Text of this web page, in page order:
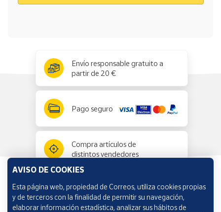
Envío responsable gratuito a
partir de 20 €
Pago seguro
Compra artículos de
distintos vendedores
Información y ayuda
AVISO DE COOKIES
Esta página web, propiedad de Correos, utiliza cookies propias
y de terceros con la finalidad de permitir su navegación,
elaborar información estadística, analizar sus hábitos de